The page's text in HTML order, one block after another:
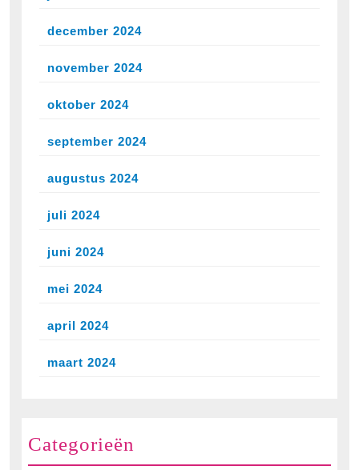
december 2024
november 2024
oktober 2024
september 2024
augustus 2024
juli 2024
juni 2024
mei 2024
april 2024
maart 2024
Categorieën